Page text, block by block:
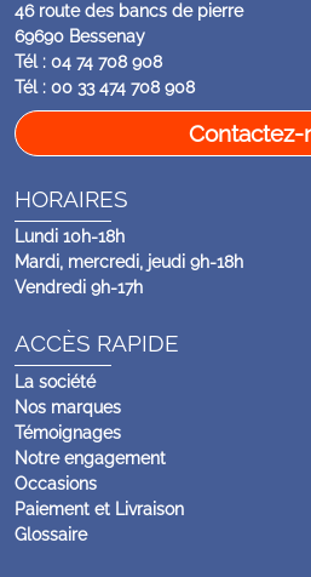
46 route des bancs de pierre
69690 Bessenay
Tél : 04 74 708 908
Tél : 00 33 474 708 908
Contactez-
HORAIRES
Lundi 10h-18h
Mardi, mercredi, jeudi 9h-18h
Vendredi 9h-17h
ACCÈS RAPIDE
La société
Nos marques
Témoignages
Notre engagement
Occasions
Paiement et Livraison
Glossaire